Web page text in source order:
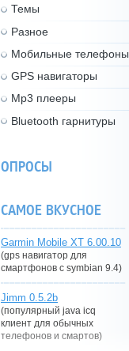
Темы
Разное
Мобильные телефоны
GPS навигаторы
Mp3 плееры
Bluetooth гарнитуры
ОПРОСЫ
САМОЕ ВКУСНОЕ
Garmin Mobile XT 6.00.10
(gps навигатор для
смартфонов с symbian 9.4)
Jimm 0.5.2b
(популярный java icq
клиент для обычных
телефонов и смартов)